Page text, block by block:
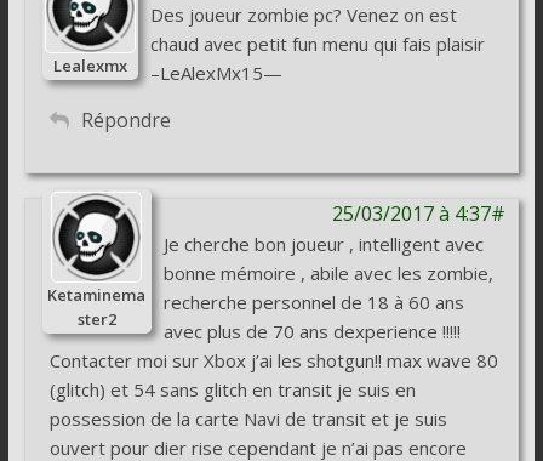
Lealexmx
Des joueur zombie pc? Venez on est
chaud avec petit fun menu qui fais plaisir
–LeAlexMx15—
Répondre
25/03/2017 à 4:37#
Ketaminema
ster2
Je cherche bon joueur , intelligent avec
bonne mémoire , abile avec les zombie,
recherche personnel de 18 à 60 ans
avec plus de 70 ans dexperience !!!!!
Contacter moi sur Xbox j’ai les shotgun!! max wave 80
(glitch) et 54 sans glitch en transit je suis en
possession de la carte Navi de transit et je suis
ouvert pour dier rise cependant je n’ai pas encore